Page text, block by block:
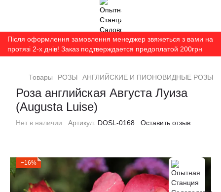
Після оформлення замовлення менеджер звяжеться з вами на
протязі 2-х днів! Заказ подтверждается предоплатой 200грн
Товары РОЗЫ АНГЛИЙСКИЕ И ПИОНОВИДНЫЕ РОЗЫ
Роза английская Августа Луиза
(Augusta Luise)
Нет в наличии Артикул: DOSL-0168 Оставить отзыв
−16%